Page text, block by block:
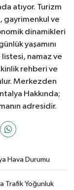
atıyor. Turizm
gayrimenkul ve
dinamikleri
yaşamını
namaz ve
rehberi ve
Merkezden
Hakkında;
adresidir.
Hava Durumu
Trafik Yoğunluk